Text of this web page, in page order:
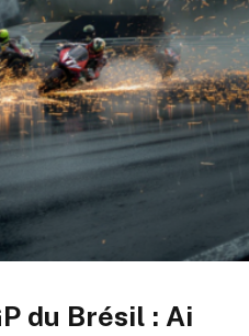
du Brésil : Ai